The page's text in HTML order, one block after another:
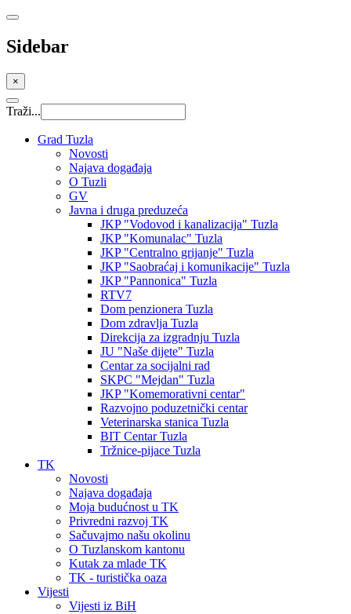
Sidebar
×
Traži...
Grad Tuzla
Novosti
Najava događaja
O Tuzli
GV
Javna i druga preduzeća
JKP "Vodovod i kanalizacija" Tuzla
JKP "Komunalac" Tuzla
JKP "Centralno grijanje" Tuzla
JKP "Saobraćaj i komunikacije" Tuzla
JKP "Pannonica" Tuzla
RTV7
Dom penzionera Tuzla
Dom zdravlja Tuzla
Direkcija za izgradnju Tuzla
JU "Naše dijete" Tuzla
Centar za socijalni rad
SKPC "Mejdan" Tuzla
JKP "Komemorativni centar"
Razvojno poduzetnički centar
Veterinarska stanica Tuzla
BIT Centar Tuzla
Tržnice-pijace Tuzla
TK
Novosti
Najava događaja
Moja budućnost u TK
Privredni razvoj TK
Sačuvajmo našu okolinu
O Tuzlanskom kantonu
Kutak za mlade TK
TK - turistička oaza
Vijesti
Vijesti iz BiH